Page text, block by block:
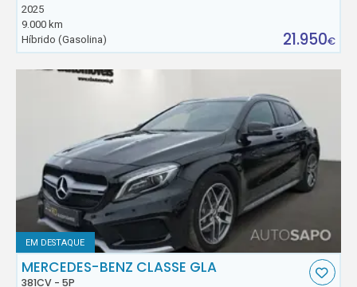
2025
9.000 km
Híbrido (Gasolina)
21.950€
EM DESTAQUE
MERCEDES-BENZ CLASSE GLA
381CV - 5P